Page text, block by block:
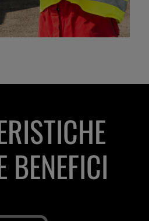
BENEFICI